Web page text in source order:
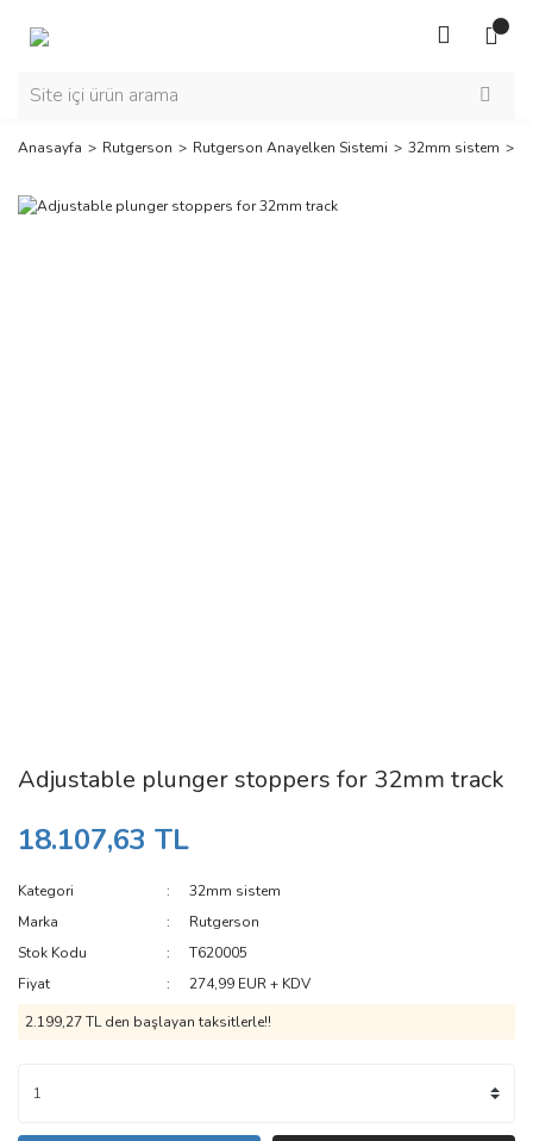
Anasayfa Rutgerson Rutgerson Anayelken Sistemi 32mm sistem
Adjustable plunger stoppers for 32mm track
18.107,63 TL
Kategori
32mm sistem
Marka
Rutgerson
Stok Kodu
T620005
Fiyat
274,99 EUR + KDV
2.199,27 TL den başlayan taksitlerle!!